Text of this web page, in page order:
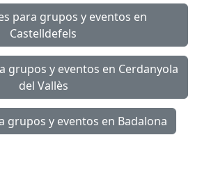
para grupos y eventos en
Castelldefels
grupos y eventos en Cerdanyola
del Vallès
grupos y eventos en Badalona